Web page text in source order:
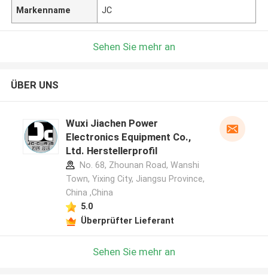
Markenname JC
Sehen Sie mehr an
ÜBER UNS
Wuxi Jiachen Power
Electronics Equipment Co.,
Ltd. Herstellerprofil
No. 68, Zhounan Road, Wanshi
Town, Yixing City, Jiangsu Province,
China ,China
5.0
Überprüfter Lieferant
Sehen Sie mehr an